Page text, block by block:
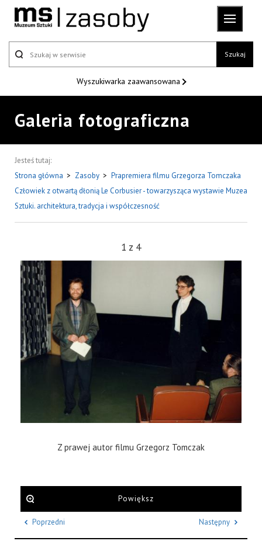
Szukaj
Wyszukiwarka zaawansowana
Galeria fotograficzna
Jesteś tutaj:
Strona główna > Zasoby > Prapremiera filmu Grzegorza Tomczaka
Człowiek z otwartą dłonią Le Corbusier - towarzysząca wystawie Muzea
Sztuki. architektura, tradycja i współczesność
1 z 4
Z prawej autor filmu Grzegorz Tomczak
Powiększ
Poprzedni Następny